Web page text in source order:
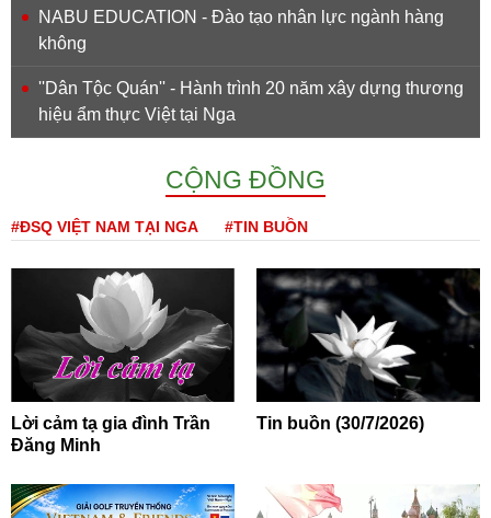
NABU EDUCATION - Đào tạo nhân lực ngành hàng
không
''Dân Tộc Quán'' - Hành trình 20 năm xây dựng thương
hiệu ẩm thực Việt tại Nga
CỘNG ĐỒNG
#ĐSQ VIỆT NAM TẠI NGA #TIN BUỒN
Lời cảm tạ gia đình Trần
Đăng Minh
Tin buồn (30/7/2026)